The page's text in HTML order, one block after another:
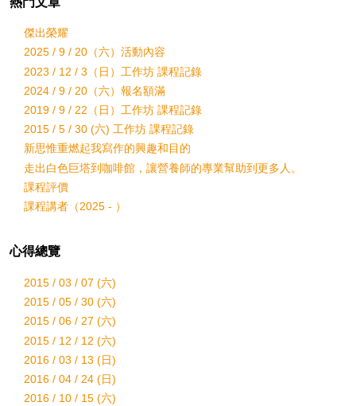
傑出榮耀
2025 / 9 / 20（六）活動內容
2023 / 12 / 3（日）工作坊 課程記錄
2024 / 9 / 20（六）報名額滿
2019 / 9 / 22（日）工作坊 課程記錄
2015 / 5 / 30 (六) 工作坊 課程記錄
新思惟重燃起我寫作的興趣和目的
走出白色巨塔到咖啡館，讓營養師的專業幫助到更多人。
課程評價
課程講者（2025 - ）
心得總覽
2015 / 03 / 07 (六)
2015 / 05 / 30 (六)
2015 / 06 / 27 (六)
2015 / 12 / 12 (六)
2016 / 03 / 13 (日)
2016 / 04 / 24 (日)
2016 / 10 / 15 (六)